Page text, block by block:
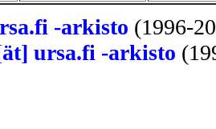
-arkisto (1996-
ursa.fi -arkisto